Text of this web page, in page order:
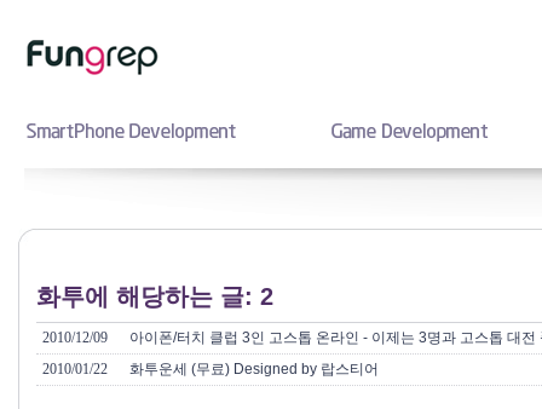
화투에 해당하는 글: 2
2010/12/09
아이폰/터치 클럽 3인 고스톱 온라인 - 이제는 3명과 고스톱 대전
2010/01/22
화투운세 (무료) Designed by 랍스티어